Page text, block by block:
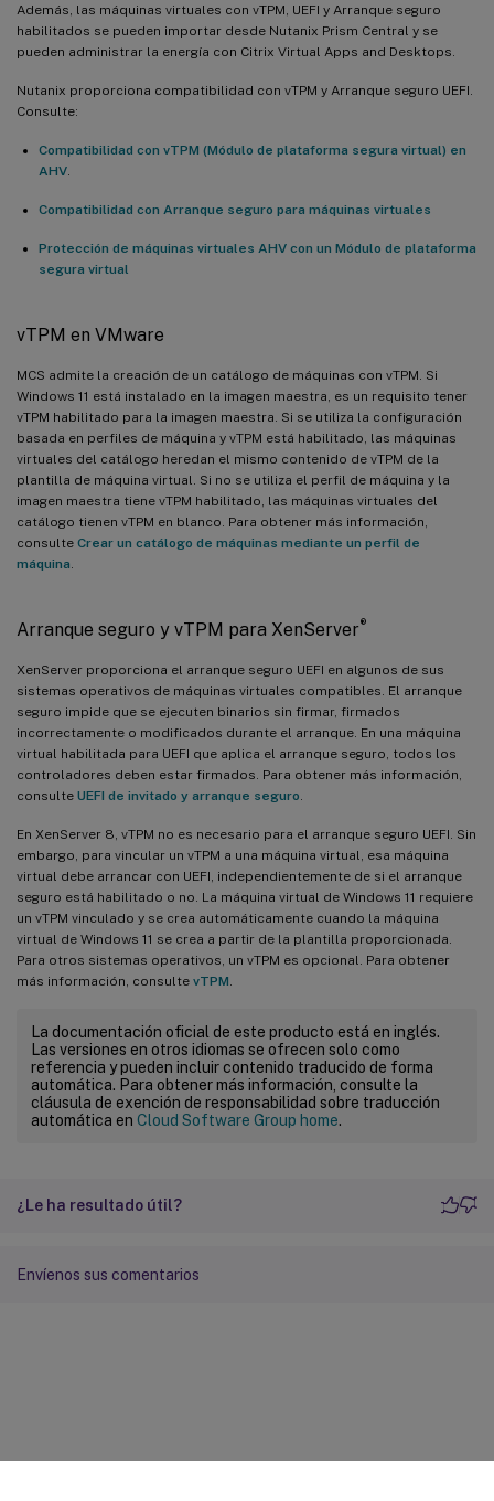
Además, las máquinas virtuales con vTPM, UEFI y Arranque seguro
habilitados se pueden importar desde Nutanix Prism Central y se
pueden administrar la energía con Citrix Virtual Apps and Desktops.
Nutanix proporciona compatibilidad con vTPM y Arranque seguro UEFI.
Consulte:
Compatibilidad con vTPM (Módulo de plataforma segura virtual) en
AHV
Compatibilidad con Arranque seguro para máquinas virtuales
Protección de máquinas virtuales AHV con un Módulo de plataforma
segura virtual
vTPM en VMware
MCS admite la creación de un catálogo de máquinas con vTPM. Si
Windows 11 está instalado en la imagen maestra, es un requisito tener
vTPM habilitado para la imagen maestra. Si se utiliza la configuración
basada en perfiles de máquina y vTPM está habilitado, las máquinas
virtuales del catálogo heredan el mismo contenido de vTPM de la
plantilla de máquina virtual. Si no se utiliza el perfil de máquina y la
imagen maestra tiene vTPM habilitado, las máquinas virtuales del
catálogo tienen vTPM en blanco. Para obtener más información,
consulte Crear un catálogo de máquinas mediante un perfil de
máquina
Arranque seguro y vTPM para XenServer®
XenServer proporciona el arranque seguro UEFI en algunos de sus
sistemas operativos de máquinas virtuales compatibles. El arranque
seguro impide que se ejecuten binarios sin firmar, firmados
incorrectamente o modificados durante el arranque. En una máquina
virtual habilitada para UEFI que aplica el arranque seguro, todos los
controladores deben estar firmados. Para obtener más información,
consulte UEFI de invitado y arranque seguro
En XenServer 8, vTPM no es necesario para el arranque seguro UEFI. Sin
embargo, para vincular un vTPM a una máquina virtual, esa máquina
virtual debe arrancar con UEFI, independientemente de si el arranque
seguro está habilitado o no. La máquina virtual de Windows 11 requiere
un vTPM vinculado y se crea automáticamente cuando la máquina
virtual de Windows 11 se crea a partir de la plantilla proporcionada.
Para otros sistemas operativos, un vTPM es opcional. Para obtener
más información, consulte vTPM
La documentación oficial de este producto está en inglés.
Las versiones en otros idiomas se ofrecen solo como
referencia y pueden incluir contenido traducido de forma
automática. Para obtener más información, consulte la
cláusula de exención de responsabilidad sobre traducción
automática en Cloud Software Group home.
¿Le ha resultado útil?
Envíenos sus comentarios